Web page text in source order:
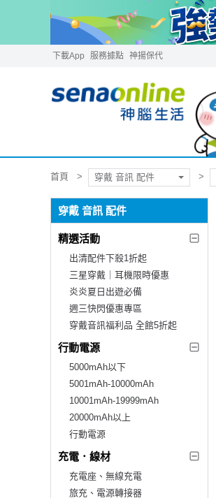
下載App 服務據點 神揚保代
首頁 穿戴 音訊 配件
穿戴 音訊 配件
精選活動
出清配件下殺1折起
三星穿戴｜耳機限時優惠
炎炎夏日出遊必備
週三快閃優惠專區
穿戴音訊福利品 全館5折起
行動電源
5000mAh以下
5001mAh-10000mAh
10001mAh-19999mAh
20000mAh以上
行動電源
充電．線材
充電座、無線充電
旅充、電源轉接器